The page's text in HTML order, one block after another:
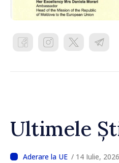
Ultimele
/ 14 Iulie, 2026